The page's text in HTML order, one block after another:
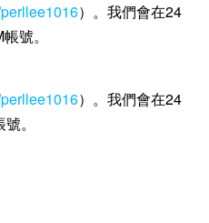
）。我們會在24
號。
）。我們會在24
。